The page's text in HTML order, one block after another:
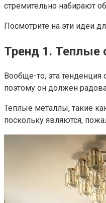
стремительно набирают
Посмотрите на эти идеи
Тренд 1. Теплые
Вообще-то, эта
поэтому он должен
Теплые металлы, такие
поскольку являются,